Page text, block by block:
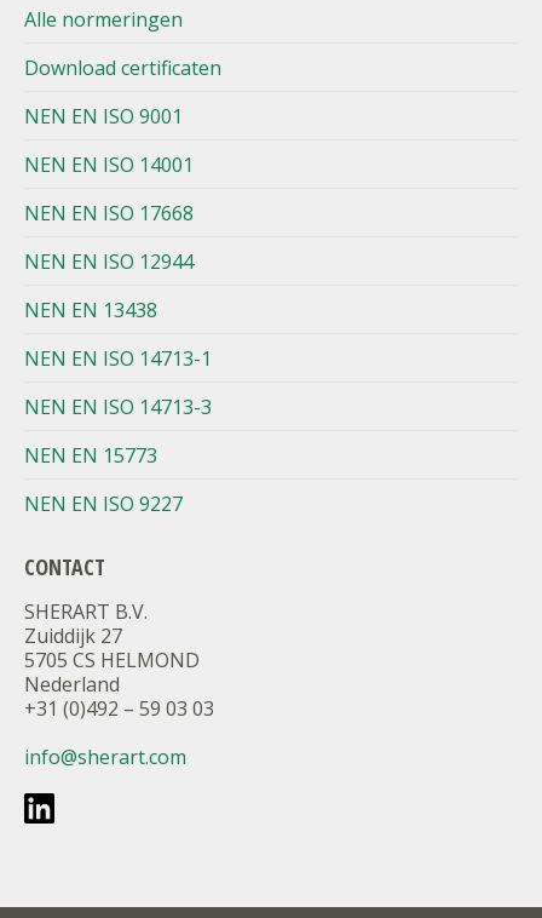
Alle normeringen
Download certificaten
NEN EN ISO 9001
NEN EN ISO 14001
NEN EN ISO 17668
NEN EN ISO 12944
NEN EN 13438
NEN EN ISO 14713-1
NEN EN ISO 14713-3
NEN EN 15773
NEN EN ISO 9227
CONTACT
SHERART B.V.
Zuiddijk 27
5705 CS HELMOND
Nederland
+31 (0)492 – 59 03 03
info@sherart.com